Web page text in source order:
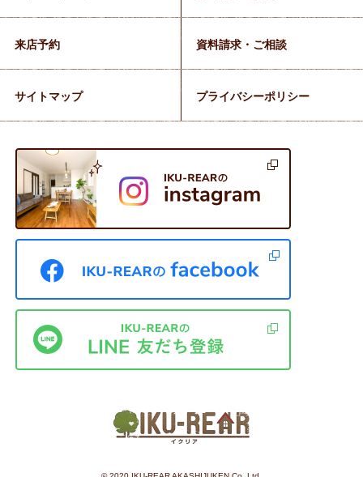
来店予約 資料請求・ご相談
サイトマップ プライバシーポリシー